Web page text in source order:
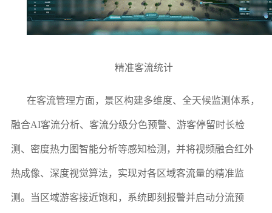
精准客流统计
在客流管理方面，景区构建多维度、全天候监测体系，
融合AI客流分析、客流分级分色预警、游客停留时长检
测、密度热力图智能分析等感知检测，并将视频融合红外
热成像、深度视觉算法，实现对各区域客流量的精准监
测。当区域游客接近饱和，系统即刻报警并启动分流预